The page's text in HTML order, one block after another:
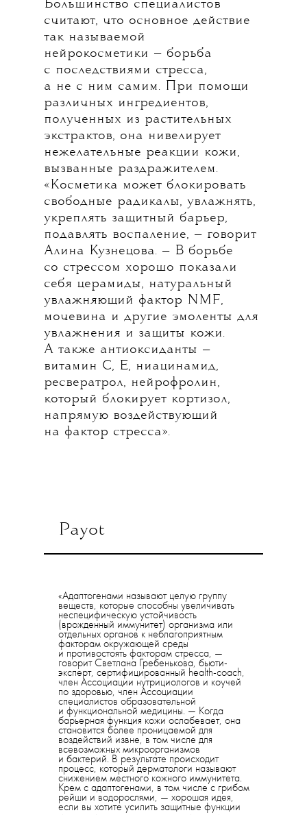
Большинство специалистов
считают, что основное действие
так называемой
нейрокосметики — борьба
с последствиями стресса,
а не с ним самим. При помощи
различных ингредиентов,
полученных из растительных
экстрактов, она нивелирует
нежелательные реакции кожи,
вызванные раздражителем.
«Косметика может блокировать
свободные радикалы, увлажнять,
укреплять защитный барьер,
подавлять воспаление, — говорит
Алина Кузнецова. — В борьбе
со стрессом хорошо показали
себя церамиды, натуральный
увлажняющий фактор NMF,
мочевина и другие эмоленты для
увлажнения и защиты кожи.
А также антиоксиданты —
витамин С, Е, ниацинамид,
ресвератрол, нейрофролин,
который блокирует кортизол,
напрямую воздействующий
на фактор стресса».
Payot
«Адаптогенами называют целую группу
веществ, которые способны увеличивать
неспецифическую устойчивость
(врожденный иммунитет) организма или
отдельных органов к неблагоприятным
факторам окружающей среды
и противостоять факторам стресса, —
говорит Светлана Гребенькова, бьюти-
эксперт, сертифицированный health-coach,
член Ассоциации нутрициологов и коучей
по здоровью, член Ассоциации
специалистов образовательной
и функциональной медицины. — Когда
барьерная функция кожи ослабевает, она
становится более проницаемой для
воздействий извне, в том числе для
всевозможных микроорганизмов
и бактерий. В результате происходит
процесс, который дерматологи называют
снижением местного кожного иммунитета.
Крем с адаптогенами, в том числе с грибом
рейши и водорослями, — хорошая идея,
если вы хотите усилить защитные функции